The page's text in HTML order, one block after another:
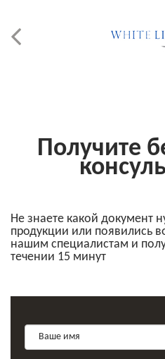
Получите
Не знаете какой документ
продукции или появились
нашим специалистам и
течении 15 минут